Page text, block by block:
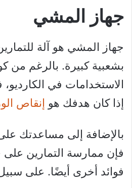
جهاز المشي
جهاز المشي هو آلة
بشعبية كبيرة. بالرغم من
الاستخدامات في
إذا كان هدفك هو إنقاص
بالإضافة إلى مساعدتك
فإن ممارسة التمارين على
فوائد أخرى أيضًا. على